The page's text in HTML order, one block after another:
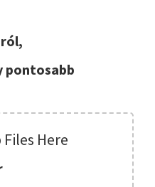
pontosabb
Files Here